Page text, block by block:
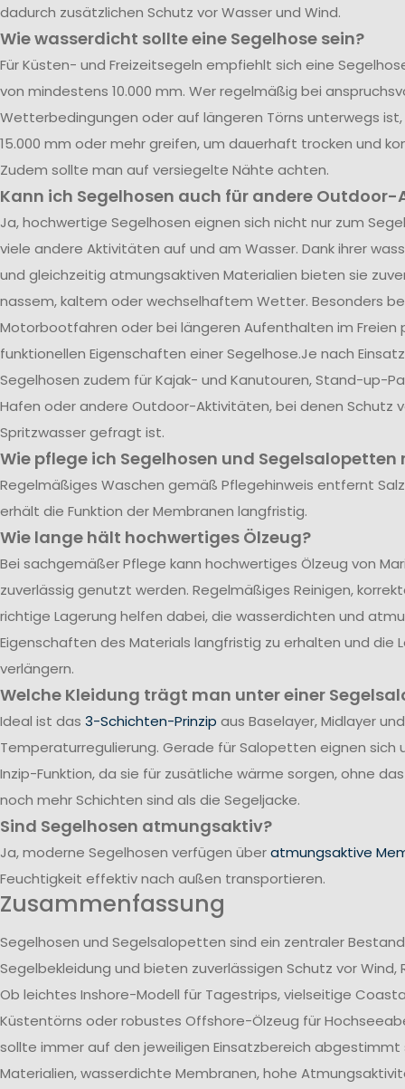
dadurch zusätzlichen Schutz vor Wasser und Wind.
Wie wasserdicht sollte eine Segelhose sein?
Für Küsten- und Freizeitsegeln empfiehlt sich eine
von mindestens 10.000 mm. Wer regelmäßig bei
Wetterbedingungen oder auf längeren Törns unterwegs
15.000 mm oder mehr greifen, um dauerhaft trocken und
Zudem sollte man auf versiegelte Nähte achten.
Kann ich Segelhosen auch für andere
Ja, hochwertige Segelhosen eignen sich nicht nur zum
viele andere Aktivitäten auf und am Wasser. Dank ihrer
und gleichzeitig atmungsaktiven Materialien bieten sie
nassem, kaltem oder wechselhaftem Wetter. Besonders
Motorbootfahren oder bei längeren Aufenthalten im Freien
funktionellen Eigenschaften einer Segelhose.Je nach
Segelhosen zudem für Kajak- und Kanutouren, Stand-up-
Hafen oder andere Outdoor-Aktivitäten, bei denen Schutz
Spritzwasser gefragt ist.
Wie pflege ich Segelhosen und Segelsalopetten
Regelmäßiges Waschen gemäß Pflegehinweis entfernt
erhält die Funktion der Membranen langfristig.
Wie lange hält hochwertiges Ölzeug?
Bei sachgemäßer Pflege kann hochwertiges Ölzeug von
zuverlässig genutzt werden. Regelmäßiges Reinigen,
richtige Lagerung helfen dabei, die wasserdichten und
Eigenschaften des Materials langfristig zu erhalten und die
verlängern.
Welche Kleidung trägt man unter einer
Ideal ist das 3-Schichten-Prinzip aus Baselayer, Midlayer
Temperaturregulierung. Gerade für Salopetten eignen sich
Inzip-Funktion, da sie für zusätliche wärme sorgen, ohne
noch mehr Schichten sind als die Segeljacke.
Sind Segelhosen atmungsaktiv?
Ja, moderne Segelhosen verfügen überatmungsaktive
Feuchtigkeit effektiv nach außen transportieren.
Zusammenfassung
Segelhosen und Segelsalopetten sind ein zentraler
Segelbekleidung und bieten zuverlässigen Schutz vor Wind,
Ob leichtes Inshore-Modell für Tagestrips, vielseitige
Küstentörns oder robustes Offshore-Ölzeug für
sollte immer auf den jeweiligen Einsatzbereich abgestimmt
Materialien, wasserdichte Membranen, hohe